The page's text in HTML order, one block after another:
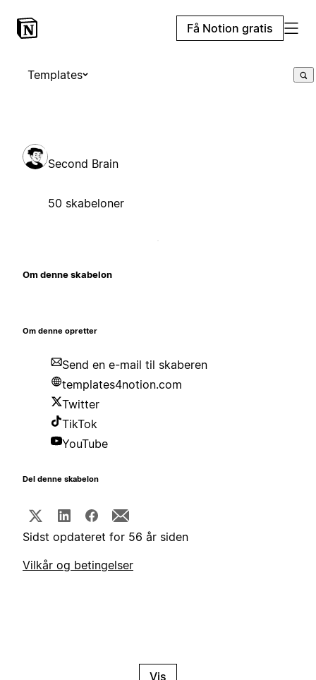
Få Notion gratis
Templates
Second Brain
50 skabeloner
Om denne skabelon
Om denne opretter
Send en e-mail til skaberen
templates4notion.com
Twitter
TikTok
YouTube
Del denne skabelon
Sidst opdateret for 56 år siden
Vilkår og betingelser
Vis